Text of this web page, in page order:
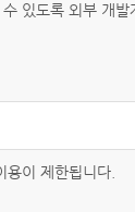
있도록 외부 개
이 제한됩니다.